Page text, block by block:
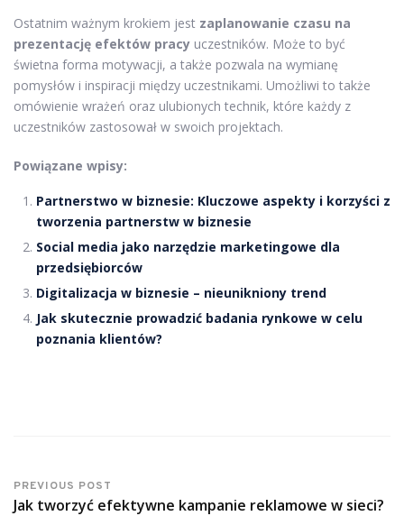
Ostatnim ważnym krokiem jest zaplanowanie czasu na
prezentację efektów pracy uczestników. Może to być
świetna forma motywacji, a także pozwala na wymianę
pomysłów i inspiracji między uczestnikami. Umożliwi to także
omówienie wrażeń oraz ulubionych technik, które każdy z
uczestników zastosował w swoich projektach.
Powiązane wpisy:
Partnerstwo w biznesie: Kluczowe aspekty i korzyści z
tworzenia partnerstw w biznesie
Social media jako narzędzie marketingowe dla
przedsiębiorców
Digitalizacja w biznesie – nieunikniony trend
Jak skutecznie prowadzić badania rynkowe w celu
poznania klientów?
PREVIOUS POST
Jak tworzyć efektywne kampanie reklamowe w sieci?